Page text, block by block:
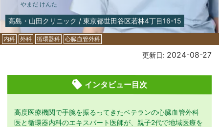
やまだ けんた
高島・山田クリニック / 東京都世田谷区若林4丁目16-15
内科 外科 循環器科 心臓血管外科
更新日: 2024-08-27
インタビュー目次
高度医療機関で手腕を振るってきたベテランの心臓血管外科
医と循環器内科のエキスパート医師が、親子2代で地域医療を